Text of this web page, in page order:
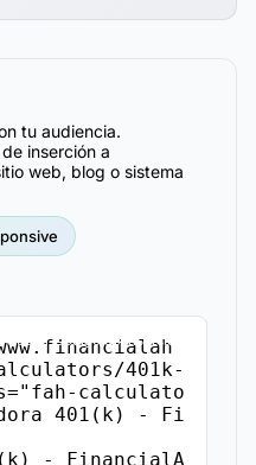
tu audiencia.
inserción a
web, blog o sistema
401k-
calculato
401(k) - Fi
Copiar Código de Inserción